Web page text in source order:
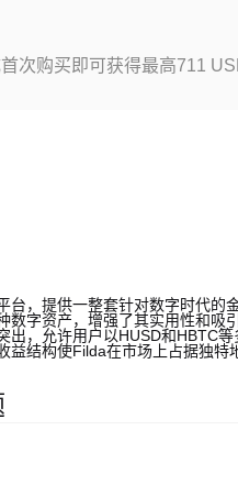
次购买即可获得最高711
台，提供一整套针对数字时代
数字资产，增强了其实用性和吸
出，允许用户以HUSD和HBTC
益结构使Filda在市场上占据独